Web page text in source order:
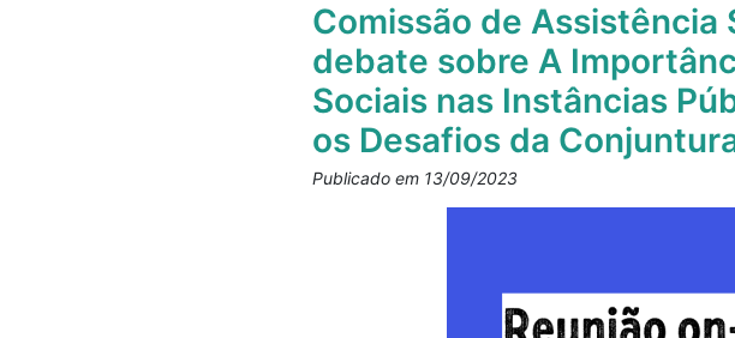
Comissão de Assistência
debate sobre A
Sociais nas Instâncias
os Desafios da
Publicado em 13/09/2023